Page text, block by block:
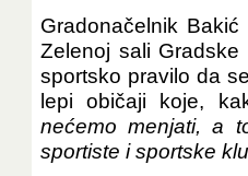
Gradonačelnik
Zelenoj sali
sportsko pravilo da
lepi običaji koje,
nećemo menjati, a
sportiste i sportske